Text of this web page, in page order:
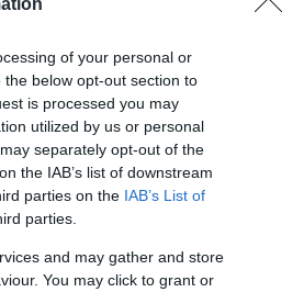
of your personal or
below opt-out section to
is processed you may
utilized by us or personal
separately opt-out of the
the IAB’s list of downstream
parties on the IAB’s List of
parties.
and may gather and store
You may click to grant or